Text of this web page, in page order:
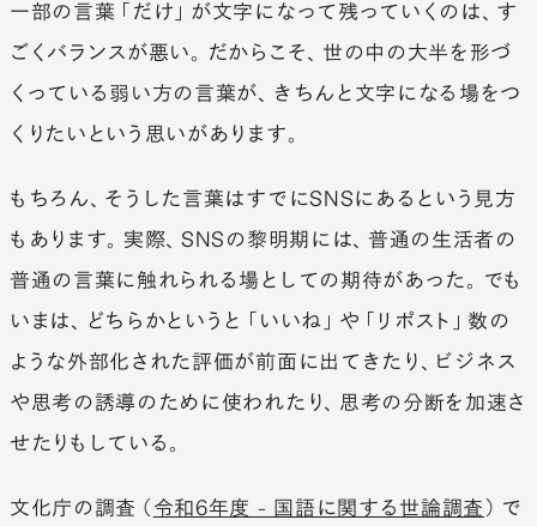
一部の言葉「だけ」が文字になって残っていくのは、す
ごくバランスが悪い。だからこそ、世の中の大半を形づ
くっている弱い方の言葉が、きちんと文字になる場をつ
くりたいという思いがあります。
もちろん、そうした言葉はすでにSNSにあるという見方
もあります。実際、SNSの黎明期には、普通の生活者の
普通の言葉に触れられる場としての期待があった。でも
いまは、どちらかというと「いいね」や「リポスト」数の
ような外部化された評価が前面に出てきたり、ビジネス
や思考の誘導のために使われたり、思考の分断を加速さ
せたりもしている。
文化庁の調査（ 令和6年度 - 国語に関する世論調査 ）で